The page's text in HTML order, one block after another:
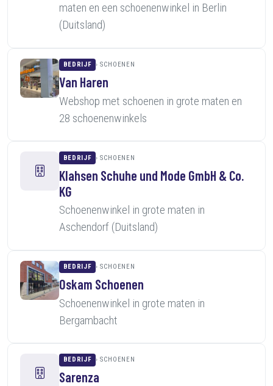
maten en een schoenenwinkel in Berlin
(Duitsland)
BEDRIJF SCHOENEN
Van Haren
Webshop met schoenen in grote maten en
28 schoenenwinkels
BEDRIJF SCHOENEN
Klahsen Schuhe und Mode GmbH & Co.
KG
Schoenenwinkel in grote maten in
Aschendorf (Duitsland)
BEDRIJF SCHOENEN
Oskam Schoenen
Schoenenwinkel in grote maten in
Bergambacht
BEDRIJF SCHOENEN
Sarenza